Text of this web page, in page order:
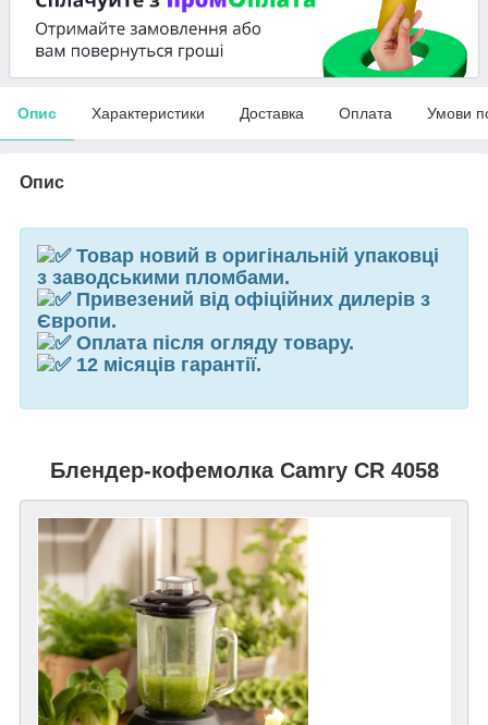
Опис Характеристики Доставка Оплата Умови
Опис
Товар новий в оригінальній упаковці
з заводськими пломбами.
Привезений від офіційних дилерів з
Європи.
Оплата після огляду товару.
12 місяців гарантії.
Блендер-кофемолка Camry CR 4058